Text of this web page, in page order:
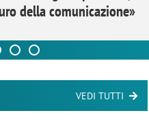
della comunicazione»
VEDI TUTTI